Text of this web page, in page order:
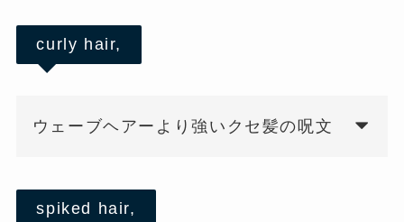
curly hair,
ウェーブヘアーより強いクセ髪の呪文
spiked hair,